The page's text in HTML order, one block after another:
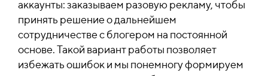
аккаунты: заказываем разовую рекламу, чтобы
принять решение о дальнейшем
сотрудничестве с блогером на постоянной
основе.Такой вариант работы позволяет
избежать ошибок и мы понемногу формируем